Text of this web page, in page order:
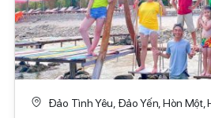
Đảo Tình Yêu, Đảo Yến, Hòn Một,